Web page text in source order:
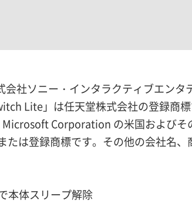
社ソニー・インタラクティブエン
Lite」は任天堂株式会社の登録商
Corporation の米国およびそ
は登録商標です。その他の会社名、
本体スリープ解除